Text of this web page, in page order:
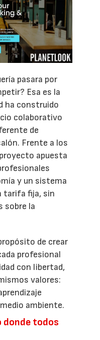
pasara por
Esa es la
ha construido
colaborativo
de
Frente a los
apuesta
y un sistema
tarifa fija, sin
sobre la
de crear
profesional
con libertad,
valores:
ambiente.
donde todos